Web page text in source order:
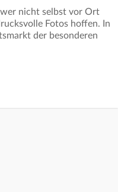
nicht selbst vor Ort
Fotos hoffen. In
der besonderen